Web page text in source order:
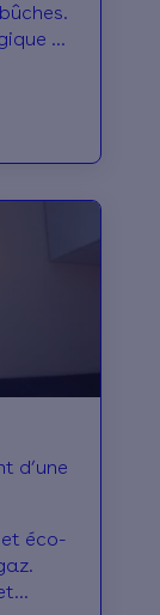
et
d’une
éco-